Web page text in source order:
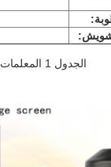
الجدول 1 المعلمات التقنية لمصابيح المؤشر الخارجي المغناطيسي